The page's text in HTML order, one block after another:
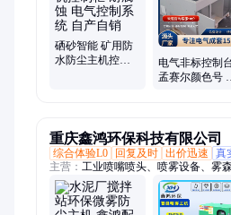
线、PLC变频控制柜、PLC自控柜、
控制柜、控制柜组装、水泵控制柜、
硒砂智能 矿用防
水防尘主机控制
电气非标控制
孟赛尔颜色号
重庆鑫鸿环保科技有限公司
综合体验L0
回复及时 出价迅速 真
主营： 工业喷嘴喷头、喷雾设备、雾
设备、工业喷枪、喷淋设备、喷淋系